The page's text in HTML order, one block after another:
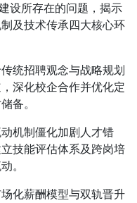
设所存在的问题，揭示
及技术传承四大核心环
统招聘观念与战略规划
深化校企合作并优化定
备。
机制僵化加剧人才错
技能评估体系及跨岗培
。
化薪酬模型与双轨晋升